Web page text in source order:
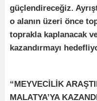
güçlendireceğiz.
o alanın üzeri önce
toprakla kaplanacak
kazandırmayı
“MEYVECİLİK
MALATYA’YA